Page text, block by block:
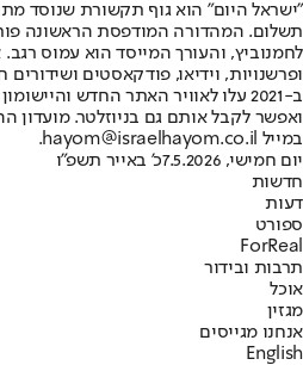
"ישראל היום" הוא גוף תקשורת שנוסד
ופרשנויות, וידיאו, פודקאסטים
ב-2021 עלו לאוויר האתר החדש
ואפשר לקבל אותם גם בניוזלטר. מועדון
במייל hayom@israelhayom.co.il.
יום חמישי, 7.5.2026
כ' באייר תשפ"ו
חדשות
דעות
ספורט
ForReal
תרבות ובידור
אוכל
מגזין
אנחנו מגייסים
English